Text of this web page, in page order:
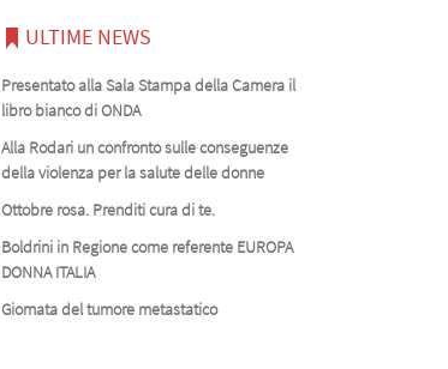
ULTIME NEWS
Presentato alla Sala Stampa della Camera il
libro bianco di ONDA
Alla Rodari un confronto sulle conseguenze
della violenza per la salute delle donne
Ottobre rosa. Prenditi cura di te.
Boldrini in Regione come referente EUROPA
DONNA ITALIA
Giornata del tumore metastatico